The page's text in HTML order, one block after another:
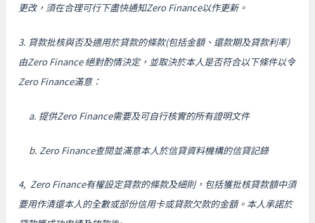
更改，須在合理可行下盡快通知Zero Finance以作更新。
3. 貸款批核與否及適用於貸款的條款(包括金額、還款期及貸款利率)
由Zero Finance 絕對酌情決定，並取決於本人是否符合以下條件以令
Zero Finance滿意：
a. 提供Zero Finance需要及可自行核實的所有證明文件
b. Zero Finance查閱並滿意本人於信貸資料機構的信貸記錄
4, Zero Finance有權設定貸款的條款及細則，包括獲批核貸款額中須
要用作清還本人的全數或部份信用卡或貸款欠款的金額。本人承諾於